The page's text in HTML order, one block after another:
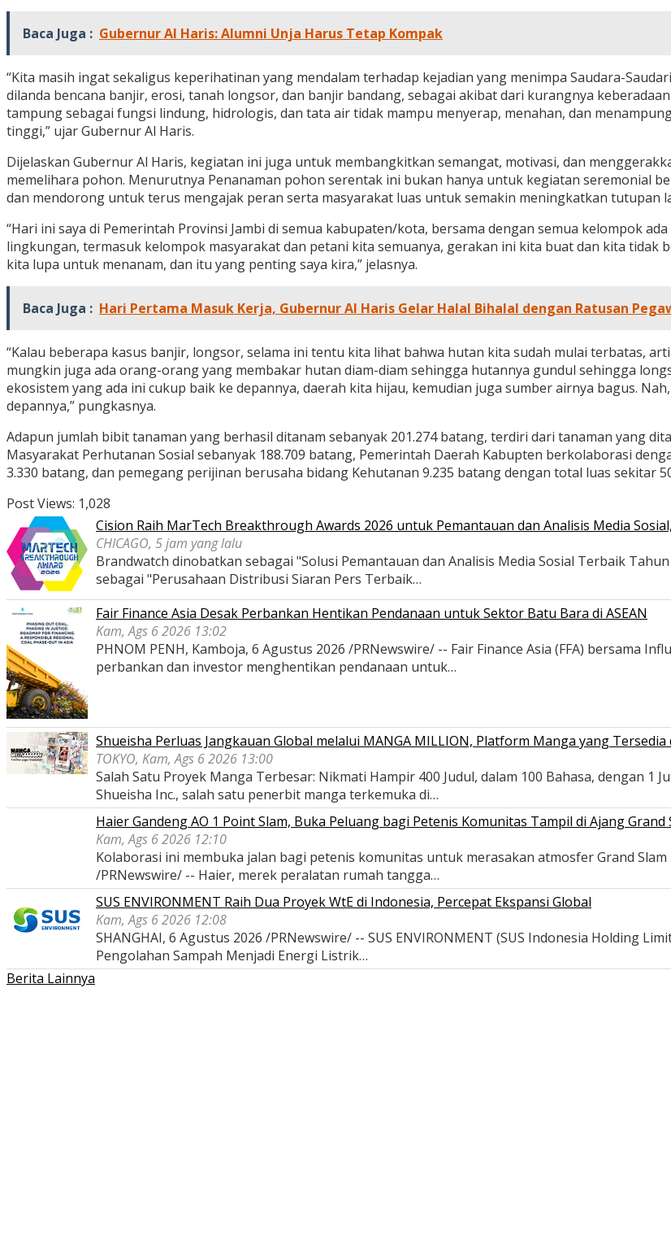
Baca Juga : Gubernur Al Haris: Alumni Unja Harus Tetap Kompak
“Kita masih ingat sekaligus keperihatinan yang mendalam terhadap kejadian yang menimpa Saudara-
dilanda bencana banjir, erosi, tanah longsor, dan banjir bandang, sebagai akibat dari kurangnya
tampung sebagai fungsi lindung, hidrologis, dan tata air tidak mampu menyerap, menahan, dan
tinggi,” ujar Gubernur Al Haris.
Dijelaskan Gubernur Al Haris, kegiatan ini juga untuk membangkitkan semangat, motivasi, dan
memelihara pohon. Menurutnya Penanaman pohon serentak ini bukan hanya untuk kegiatan seremonial
dan mendorong untuk terus mengajak peran serta masyarakat luas untuk semakin meningkatkan tutupan
“Hari ini saya di Pemerintah Provinsi Jambi di semua kabupaten/kota, bersama dengan semua kelompok
lingkungan, termasuk kelompok masyarakat dan petani kita semuanya, gerakan ini kita buat dan kita tidak
kita lupa untuk menanam, dan itu yang penting saya kira,” jelasnya.
Baca Juga : Hari Pertama Masuk Kerja, Gubernur Al Haris Gelar Halal Bihalal dengan Ratusan
“Kalau beberapa kasus banjir, longsor, selama ini tentu kita lihat bahwa hutan kita sudah mulai terbatas,
mungkin juga ada orang-orang yang membakar hutan diam-diam sehingga hutannya gundul sehingga
ekosistem yang ada ini cukup baik ke depannya, daerah kita hijau, kemudian juga sumber airnya bagus.
depannya,” pungkasnya.
Adapun jumlah bibit tanaman yang berhasil ditanam sebanyak 201.274 batang, terdiri dari tanaman yang
Masyarakat Perhutanan Sosial sebanyak 188.709 batang, Pemerintah Daerah Kabupten berkolaborasi
3.330 batang, dan pemegang perijinan berusaha bidang Kehutanan 9.235 batang dengan total luas sekitar
Post Views: 1,028
Cision Raih MarTech Breakthrough Awards 2026 untuk Pemantauan dan Analisis Media
CHICAGO, 5 jam yang lalu
Brandwatch dinobatkan sebagai "Solusi Pemantauan dan Analisis Media Sosial Terbaik
sebagai "Perusahaan Distribusi Siaran Pers Terbaik…
Fair Finance Asia Desak Perbankan Hentikan Pendanaan untuk Sektor Batu Bara di ASEAN
Kam, Ags 6 2026 13:02
PHNOM PENH, Kamboja, 6 Agustus 2026 /PRNewswire/ -- Fair Finance Asia (FFA) bersama
perbankan dan investor menghentikan pendanaan untuk…
Shueisha Perluas Jangkauan Global melalui MANGA MILLION, Platform Manga yang Tersedia
TOKYO, Kam, Ags 6 2026 13:00
Salah Satu Proyek Manga Terbesar: Nikmati Hampir 400 Judul, dalam 100 Bahasa, dengan 1
Shueisha Inc., salah satu penerbit manga terkemuka di…
Haier Gandeng AO 1 Point Slam, Buka Peluang bagi Petenis Komunitas Tampil di Ajang Grand
Kam, Ags 6 2026 12:10
Kolaborasi ini membuka jalan bagi petenis komunitas untuk merasakan atmosfer Grand
/PRNewswire/ -- Haier, merek peralatan rumah tangga…
SUS ENVIRONMENT Raih Dua Proyek WtE di Indonesia, Percepat Ekspansi Global
Kam, Ags 6 2026 12:08
SHANGHAI, 6 Agustus 2026 /PRNewswire/ -- SUS ENVIRONMENT (SUS Indonesia Holding
Pengolahan Sampah Menjadi Energi Listrik…
Berita Lainnya